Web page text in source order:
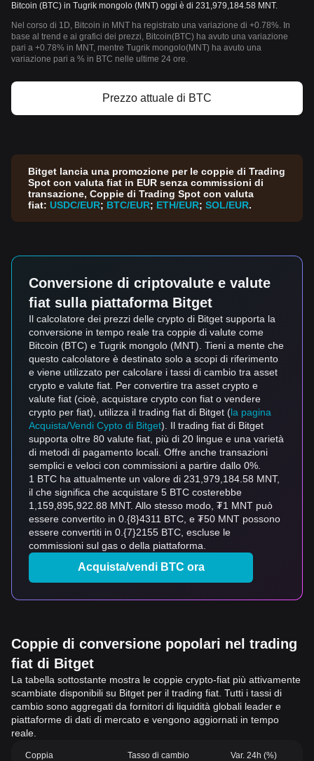
Bitcoin (BTC) in Tugrik mongolo (MNT) oggi è di 231,979,184.58 MNT.
Nel corso di 1D, Bitcoin in MNT ha registrato una variazione di +0.78%. In
base al trend e ai grafici dei prezzi, Bitcoin(BTC) ha avuto una variazione
pari a +0.78% in MNT, mentre Tugrik mongolo(MNT) ha avuto una
variazione pari a % in BTC nelle ultime 24 ore.
Prezzo attuale di BTC
Bitget lancia una promozione per le coppie di Trading
Spot con valuta fiat in EUR senza commissioni di
transazione, Coppie di Trading Spot con valuta
fiat: USDC/EUR; BTC/EUR; ETH/EUR; SOL/EUR.
Conversione di criptovalute e valute
fiat sulla piattaforma Bitget
Il calcolatore dei prezzi delle crypto di Bitget supporta la
conversione in tempo reale tra coppie di valute come
Bitcoin (BTC) e Tugrik mongolo (MNT). Tieni a mente che
questo calcolatore è destinato solo a scopi di riferimento
e viene utilizzato per calcolare i tassi di cambio tra asset
crypto e valute fiat. Per convertire tra asset crypto e
valute fiat (cioè, acquistare crypto con fiat o vendere
crypto per fiat), utilizza il trading fiat di Bitget (la pagina
Acquista/Vendi Cypto di Bitget). Il trading fiat di Bitget
supporta oltre 80 valute fiat, più di 20 lingue e una varietà
di metodi di pagamento locali. Offre anche transazioni
semplici e veloci con commissioni a partire dallo 0%.
1 BTC ha attualmente un valore di 231,979,184.58 MNT,
il che significa che acquistare 5 BTC costerebbe
1,159,895,922.88 MNT. Allo stesso modo, ₮1 MNT può
essere convertito in 0.{8}4311 BTC, e ₮50 MNT possono
essere convertiti in 0.{7}2155 BTC, escluse le
commissioni sul gas o della piattaforma.
Acquista/vendi BTC ora
Coppie di conversione popolari nel trading
fiat di Bitget
La tabella sottostante mostra le coppie crypto-fiat più attivamente
scambiate disponibili su Bitget per il trading fiat. Tutti i tassi di
cambio sono aggregati da fornitori di liquidità globali leader e
piattaforme di dati di mercato e vengono aggiornati in tempo
reale.
Coppia Tasso di cambio Var. 24h (%)